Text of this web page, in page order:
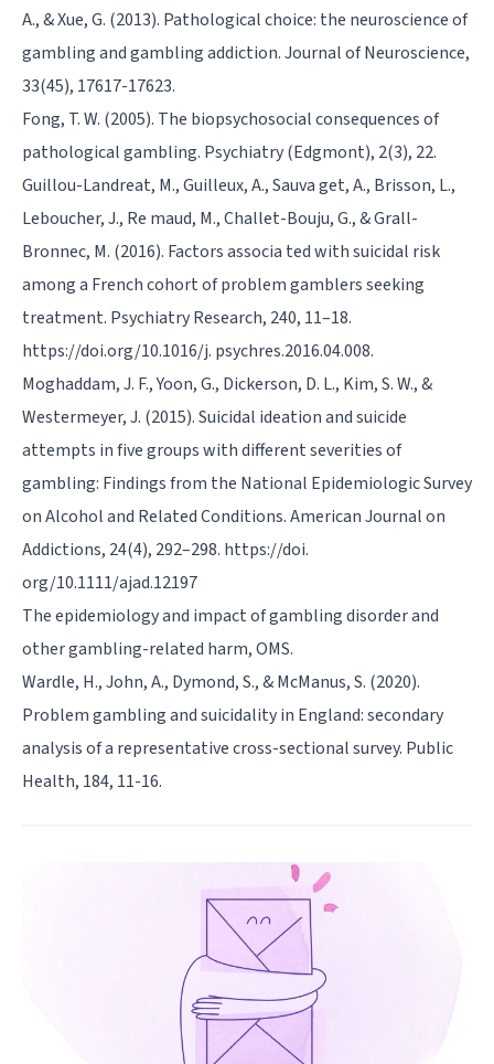
A., & Xue, G. (2013). Pathological choice: the neuroscience of
gambling and gambling addiction. Journal of Neuroscience,
33(45), 17617-17623.
Fong, T. W. (2005). The biopsychosocial consequences of
pathological gambling. Psychiatry (Edgmont), 2(3), 22.
Guillou-Landreat, M., Guilleux, A., Sauva get, A., Brisson, L.,
Leboucher, J., Re maud, M., Challet-Bouju, G., & Grall-
Bronnec, M. (2016). Factors associa ted with suicidal risk
among a French cohort of problem gamblers seeking
treatment. Psychiatry Research, 240, 11–18.
https://doi.org/10.1016/j. psychres.2016.04.008.
Moghaddam, J. F., Yoon, G., Dickerson, D. L., Kim, S. W., &
Westermeyer, J. (2015). Suicidal ideation and suicide
attempts in five groups with different severities of
gambling: Findings from the National Epidemiologic Survey
on Alcohol and Related Conditions. American Journal on
Addictions, 24(4), 292–298. https://doi.
org/10.1111/ajad.12197
The epidemiology and impact of gambling disorder and
other gambling-related harm, OMS.
Wardle, H., John, A., Dymond, S., & McManus, S. (2020).
Problem gambling and suicidality in England: secondary
analysis of a representative cross-sectional survey. Public
Health, 184, 11-16.